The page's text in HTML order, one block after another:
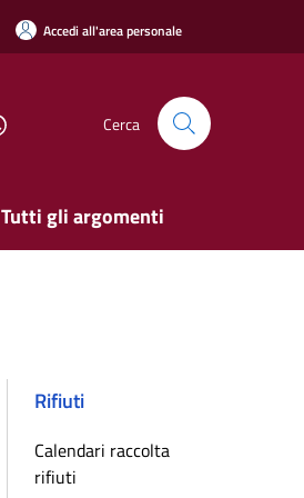
Accedi all'area personale
Cerca
Tutti gli argomenti
Rifiuti
Calendari raccolta
rifiuti